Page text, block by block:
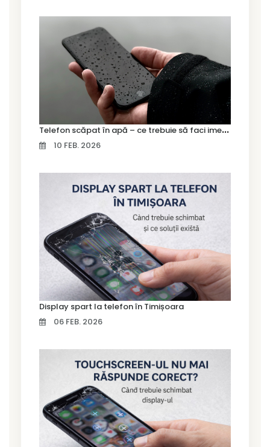
T
elefon scăpat în apă – ce trebuie să faci imediat și ce greșeli să eviți
10 FEB. 2026
Display spart la telefon în Timișoara
06 FEB. 2026